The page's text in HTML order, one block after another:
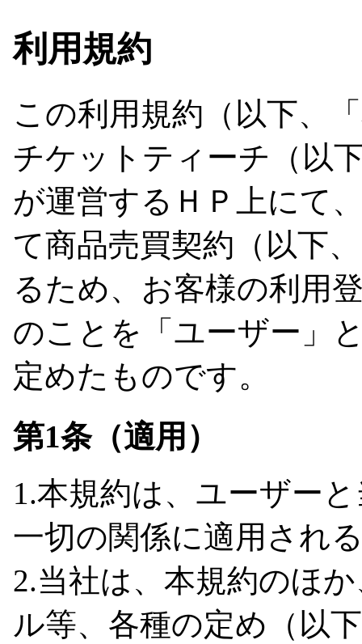
利用規約
この利用規約（以下、
チケットティーチ（以
が運営するＨＰ上にて
て商品売買契約（以下
るため、お客様の利用
のことを「ユーザー」
定めたものです。
第1条（適用）
1.本規約は、ユーザー
一切の関係に適用され
2.当社は、本規約のほ
ル等、各種の定め（以